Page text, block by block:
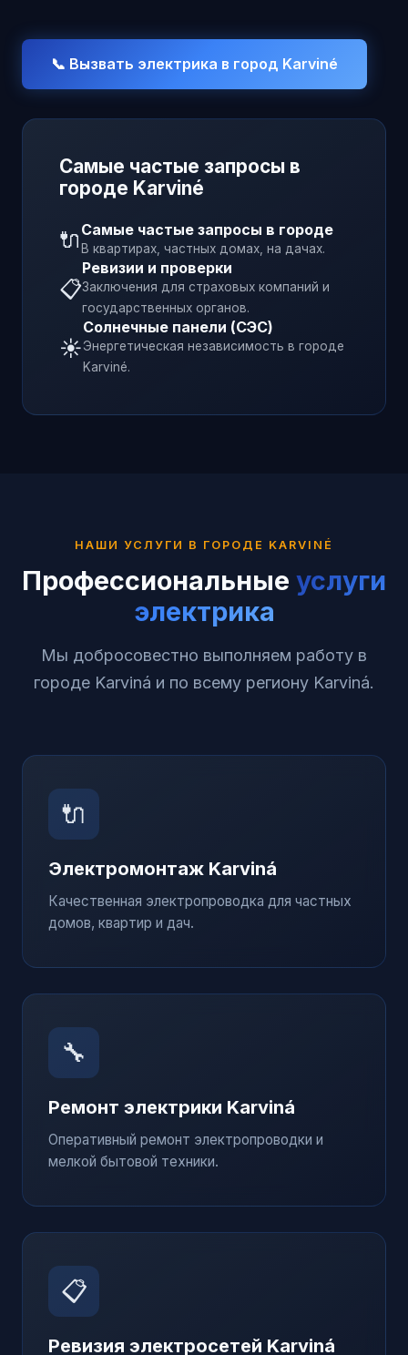
📞 Вызвать электрика в город Karviné
Самые частые запросы в
городе Karviné
🔌 Самые частые запросы в городе
В квартирах, частных домах, на дачах.
📋
Ревизии и проверки
Заключения для страховых компаний и
государственных органов.
☀️
Солнечные панели (СЭС)
Энергетическая независимость в городе
Karviné.
НАШИ УСЛУГИ В ГОРОДЕ KARVINÉ
Профессиональные услуги
электрика
Мы добросовестно выполняем работу в
городе Karviná и по всему региону Karviná.
🔌
Электромонтаж Karviná
Качественная электропроводка для частных
домов, квартир и дач.
🔧
Ремонт электрики Karviná
Оперативный ремонт электропроводки и
мелкой бытовой техники.
📋
Ревизия электросетей Karviná